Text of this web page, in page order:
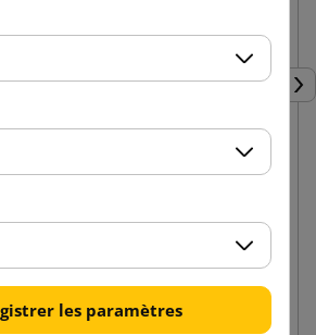
de papier blanc 5kg
Ajouter au panier
les paramètres